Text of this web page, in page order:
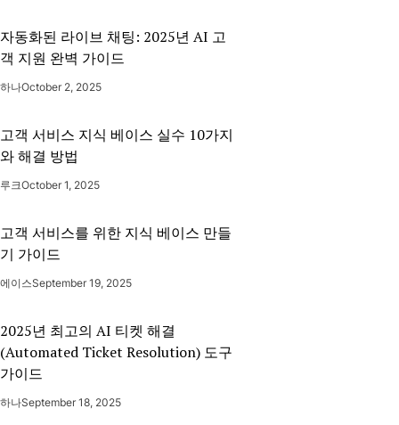
자동화된 라이브 채팅: 2025년 AI 고
객 지원 완벽 가이드
하나October 2, 2025
고객 서비스 지식 베이스 실수 10가지
와 해결 방법
루크October 1, 2025
고객 서비스를 위한 지식 베이스 만들
기 가이드
에이스September 19, 2025
2025년 최고의 AI 티켓 해결
(Automated Ticket Resolution) 도구
가이드
하나September 18, 2025